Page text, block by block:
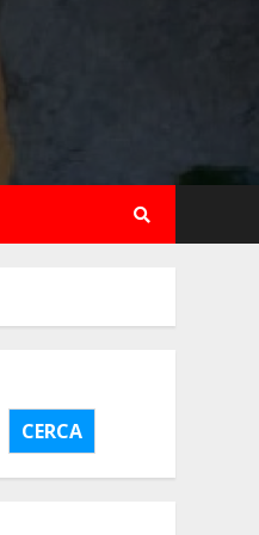
CERCA